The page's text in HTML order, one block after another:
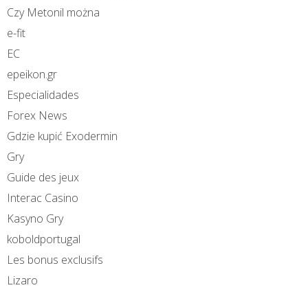
Czy Metonil można
e-fit
EC
epeikon.gr
Especialidades
Forex News
Gdzie kupić Exodermin
Gry
Guide des jeux
Interac Casino
Kasyno Gry
koboldportugal
Les bonus exclusifs
Lizaro